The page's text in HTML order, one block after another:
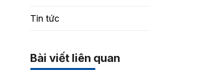
Tin tức
Bài viết liên quan